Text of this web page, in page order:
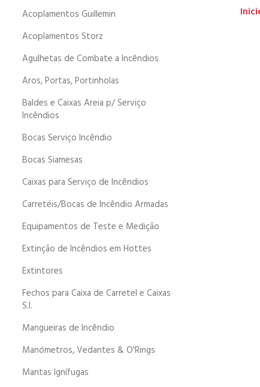
Acoplamentos Guillemin
Acoplamentos Storz
Agulhetas de Combate a Incêndios
Aros, Portas, Portinholas
Baldes e Caixas Areia p/ Serviço
Incêndios
Bocas Serviço Incêndio
Bocas Siamesas
Caixas para Serviço de Incêndios
Carretéis/Bocas de Incêndio Armadas
Equipamentos de Teste e Medição
Extinção de Incêndios em Hottes
Extintores
Fechos para Caixa de Carretel e Caixas
S.I.
Mangueiras de Incêndio
Manómetros, Vedantes & O'Rings
Mantas Ignífugas